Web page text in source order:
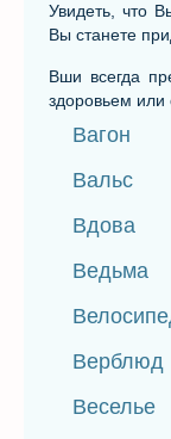
Увидеть, что
Вы станете
Вши всегда
здоровьем или
Вагон
Вальс
Вдова
Ведьма
Верблюд
Веселье